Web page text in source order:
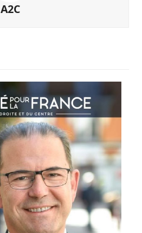
A2C